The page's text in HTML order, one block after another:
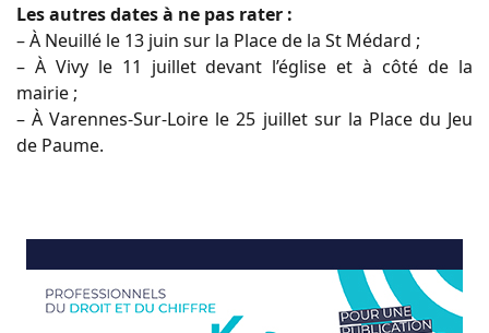
Les autres dates à ne pas rater :
– À Neuillé le 13 juin sur la Place de la St Médard ;
– À Vivy le 11 juillet devant l’église et à côté de la
mairie ;
– À Varennes-Sur-Loire le 25 juillet sur la Place du Jeu
de Paume.